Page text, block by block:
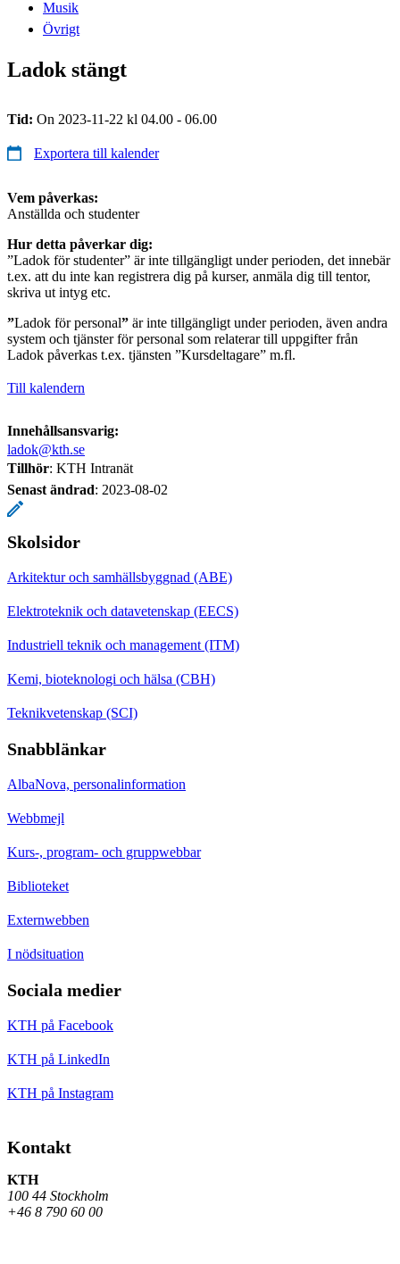
Musik
Övrigt
Ladok stängt
Tid: On 2023-11-22 kl 04.00 - 06.00
Exportera till kalender
Vem påverkas:
Anställda och studenter
Hur detta påverkar dig:
”Ladok för studenter” är inte tillgängligt under perioden, det innebär
t.ex. att du inte kan registrera dig på kurser, anmäla dig till tentor,
skriva ut intyg etc.
”Ladok för personal” är inte tillgängligt under perioden, även andra
system och tjänster för personal som relaterar till uppgifter från
Ladok påverkas t.ex. tjänsten ”Kursdeltagare” m.fl.
Till kalendern
Innehållsansvarig:
ladok@kth.se
Tillhör: KTH Intranät
Senast ändrad: 2023-08-02
Skolsidor
Arkitektur och samhällsbyggnad (ABE)
Elektroteknik och datavetenskap (EECS)
Industriell teknik och management (ITM)
Kemi, bioteknologi och hälsa (CBH)
Teknikvetenskap (SCI)
Snabblänkar
AlbaNova, personalinformation
Webbmejl
Kurs-, program- och gruppwebbar
Biblioteket
Externwebben
I nödsituation
Sociala medier
KTH på Facebook
KTH på LinkedIn
KTH på Instagram
Kontakt
KTH
100 44 Stockholm
+46 8 790 60 00